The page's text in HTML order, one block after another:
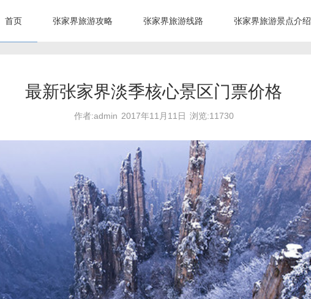
首页 张家界旅游攻略 张家界旅游线路 张家界旅游景点介绍
最新张家界淡季核心景区门票价格
作者:admin 2017年11月11日 浏览:11730